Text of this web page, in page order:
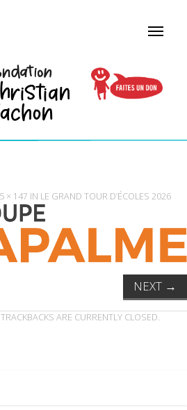
× 147 IN LE GRAND TOUR D’ÉCOLES 2026
NEXT →
ARE CURRENTLY CLOSED.